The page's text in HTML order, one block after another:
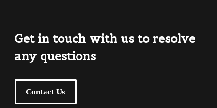
Get in touch with us to resolve
any questions
Contact Us